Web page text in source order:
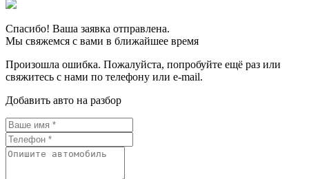
Спасибо! Ваша заявка отправлена.
Мы свяжемся с вами в ближайшее время
Произошла ошибка. Пожалуйста, попробуйте ещё раз или
свяжитесь с нами по телефону или e-mail.
Добавить авто на разбор